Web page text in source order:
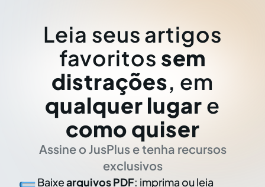
Leia seus artigos
favoritos sem
distrações, em
qualquer lugar e
como quiser
Assine o JusPlus e tenha recursos
exclusivos
Baixearquivos PDF: imprima ou leia